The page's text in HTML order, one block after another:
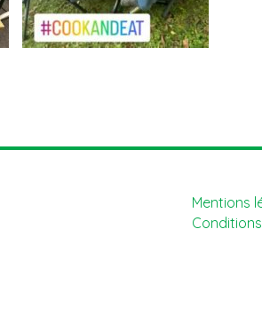
Mentions